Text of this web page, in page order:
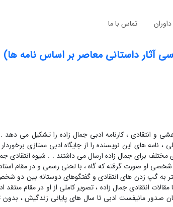
داوران تماس با ما
آثار داستانی معاصر بر اساس نامه ها)
و انتقادی ، کارنامه ادبی جمال زاده را تشکیل می دهد .
های این نویسنده را از جایگاه ادبی ممتازی
برای جمال زاده ارسال می داشتند . . شیوه انتقادی
او صورت گرفته که گاه ، با لحنی رسمی و در مقام
به گپ زدن های انتقادی و گفتگوهای دوستانه بین دو
انتقادی جمال زاده ، تصویر کاملی از او در مقام منتقد
صدور مانیفست ادبی تا سال های پایانی زندگیش ، بدون